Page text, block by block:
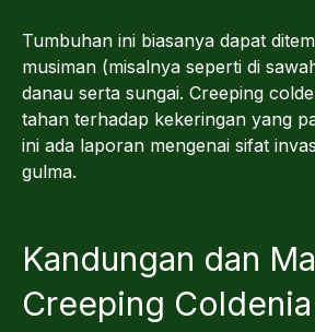
Tumbuhan ini biasanya dapat
musiman (misalnya seperti di
danau serta sungai. Creeping
tahan terhadap kekeringan yang
ini ada laporan mengenai sifat
gulma.
Kandungan dan
Creeping